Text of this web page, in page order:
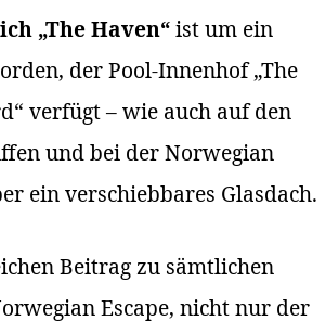
„The Haven“ist um ein
der Pool-Innenhof „The
verfügt – wie auch auf den
und bei der Norwegian
ein verschiebbares Glasdach.
Beitrag zu sämtlichen
Escape, nicht nur der